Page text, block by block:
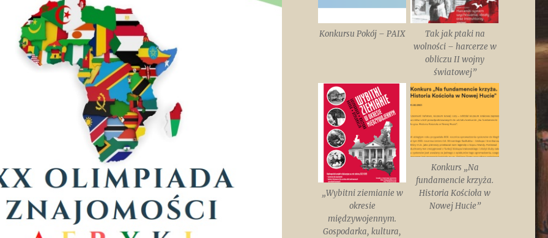
Konkursu Pokój – PAIX
Tak jak ptaki na
wolności – harcerze w
obliczu II wojny
światowej”
„Wybitni ziemianie w
okresie
międzywojennym.
Gospodarka, kultura,
Konkurs „Na
fundamencie krzyża.
Historia Kościoła w
Nowej Hucie”